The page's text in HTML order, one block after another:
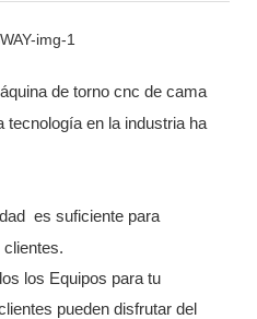
de torno cnc de cama
tecnología en la industria ha
es suficiente para
clientes.
los Equipos para tu
pueden disfrutar del